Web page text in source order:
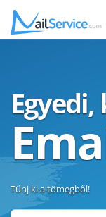
Tűnj ki a tömegből!